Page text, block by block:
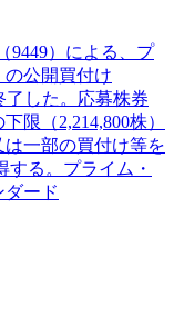
9449）による、プ
の公開買付け
了した。応募株券
限（2,214,800株）
一部の買付け等を
する。プライム・
ード